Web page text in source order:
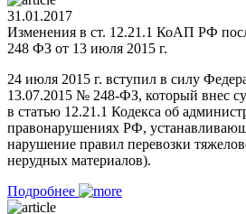
31.01.2017
Изменения в ст. 12.21.1 КоАП РФ
248 ФЗ от 13 июля 2015 г.
24 июля 2015 г. вступил в силу
13.07.2015 № 248-ФЗ, который внес
в статью 12.21.1 Кодекса об
правонарушениях РФ,
нарушение правил перевозки
нерудных материалов).
Подробнее